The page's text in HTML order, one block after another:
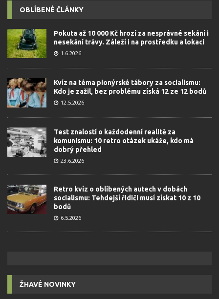
OBLÍBENÉ ČLÁNKY
Pokuta až 10 000 Kč hrozí za nesprávné sekání i
nesekání trávy. Záleží i na prostředku a lokaci
1.6.2026
Kvíz na téma pionýrské tábory za socialismu:
Kdo je zažil, bez problému získá 12 ze 12 bodů
12.5.2026
Test znalostí o každodenní realitě za
komunismu: 10 retro otázek ukáže, kdo má
dobrý přehled
23.6.2026
Retro kvíz o oblíbených autech v dobách
socialismu: Tehdejší řidiči musí získat 10 z 10
bodů
6.5.2026
ŽHAVÉ NOVINKY